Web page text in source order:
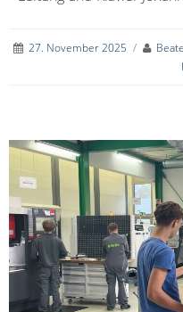
27. November 2025 /